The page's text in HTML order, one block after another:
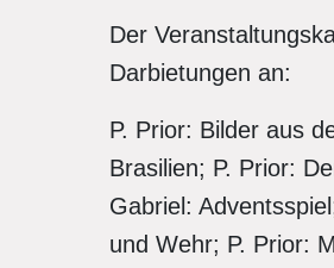
Der
Darbietungen an:
P. Prior: Bilder aus
Brasilien; P. Prior:
Gabriel:
und Wehr; P. Prior: